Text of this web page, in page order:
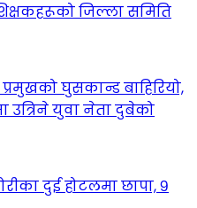
जिल्ला समिति
घुसकान्ड बाहिरियो,
उत्रिने युवा नेता दुबेको
दुई होटलमा छापा, ९